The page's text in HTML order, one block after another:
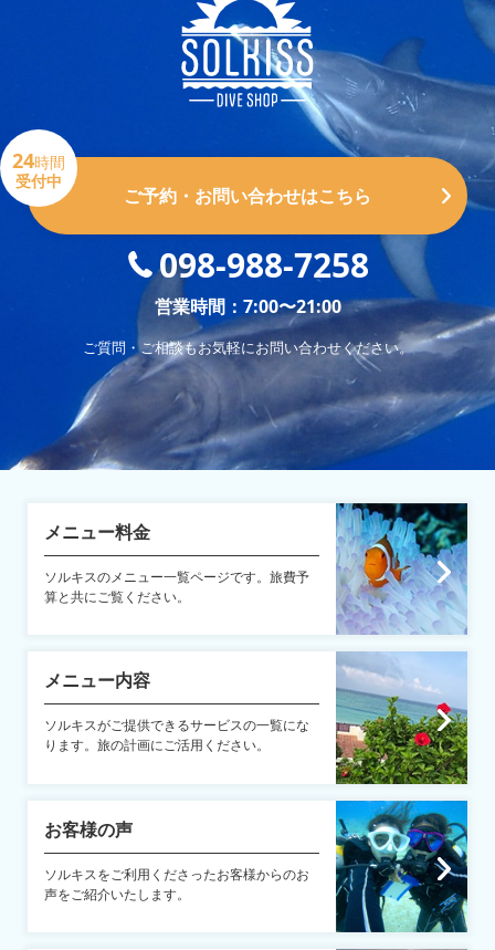
24時間
受付中
ご予約・お問い合わせはこちら
098-988-7258
営業時間：7:00〜21:00
ご質問・ご相談もお気軽にお問い合わせください。
メニュー料金
ソルキスのメニュー一覧ページです。旅費予
算と共にご覧ください。
メニュー内容
ソルキスがご提供できるサービスの一覧にな
ります。旅の計画にご活用ください。
お客様の声
ソルキスをご利用くださったお客様からのお
声をご紹介いたします。